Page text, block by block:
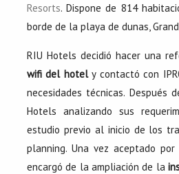
Resorts. Dispone de 814
borde de la playa de dunas,
RIU Hotels decidió hacer una
wifi del hotely contactó con
necesidades técnicas. Después
Hotels analizando sus
estudio previo al inicio de los
planning. Una vez aceptado
encargó de la ampliación de la